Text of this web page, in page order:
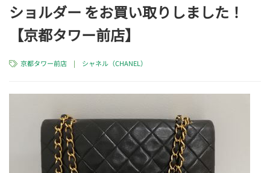
ショルダー をお買い取りしました！
【京都タワー前店】
京都タワー前店 | シャネル（CHANEL）